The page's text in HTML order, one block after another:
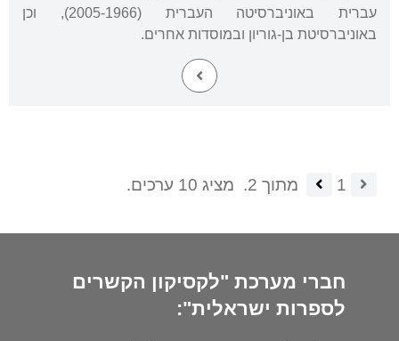
עברית באוניברסיטה העברית (2005-1966), וכן
באוניברסיטת בן-גוריון ובמוסדות אחרים.
1 מתוך 2. מציג 10 ערכים.
חברי מערכת "לקסיקון הקשרים
לספרות ישראלית":